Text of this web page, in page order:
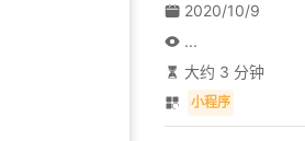
2020/10/9
...
大约 3 分钟
小程序